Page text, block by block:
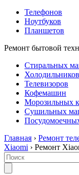
Телефонов
Ноутбуков
Планшетов
Ремонт бытовой
Стиральных
Холодильников
Телевизоров
Кофемашин
Морозильных
Сушильных
Главная › Ремонт
Xiaomi › Ремонт